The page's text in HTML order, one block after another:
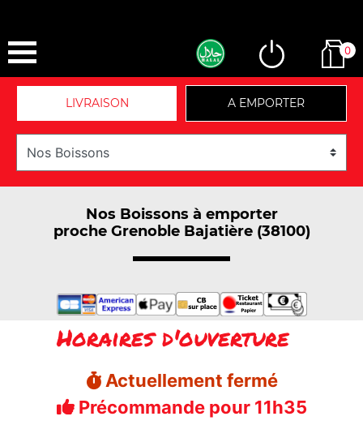
0
LIVRAISON A EMPORTER
Nos Boissons à emporter
proche Grenoble Bajatière (38100)
Horaires d'ouverture
Actuellement fermé
Précommande pour 11h35